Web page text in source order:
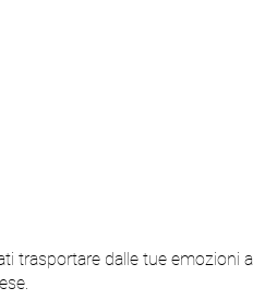
trasportare dalle tue emozioni